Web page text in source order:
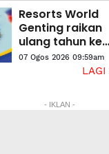
Resorts World
Genting raikan
ulang tahun ke-
61 dengan tiket
Merdeka RM38
07 Ogos 2026 09:59am
LAGI
- IKLAN -